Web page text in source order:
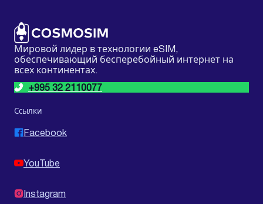
Мировой лидер в технологии eSIM,
обеспечивающий бесперебойный интернет на
всех континентах.
+995 32 2110077
Ссылки
Facebook
YouTube
Instagram